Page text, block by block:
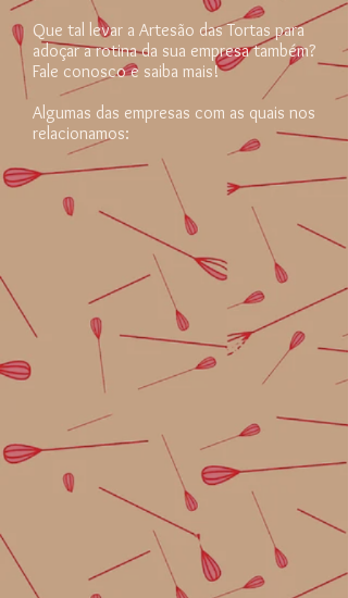
Que tal levar a Artesão das Tortas para
adoçar a rotina da sua empresa também?
Fale conosco e saiba mais!
Algumas das empresas com as quais nos
relacionamos: